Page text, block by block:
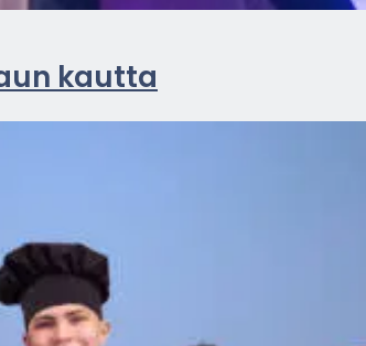
kaut­ta